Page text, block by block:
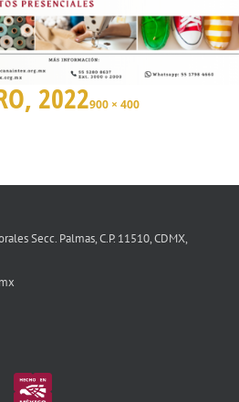
2022900 × 400
Secc. Palmas, C.P. 11510, CDMX,